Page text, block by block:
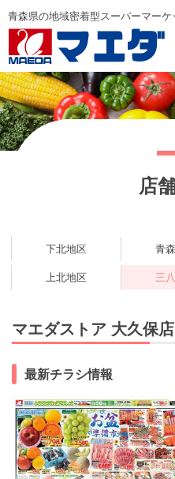
店
下北地区 青
上北地区 三
マエダストア 大久保店
最新チラシ情報